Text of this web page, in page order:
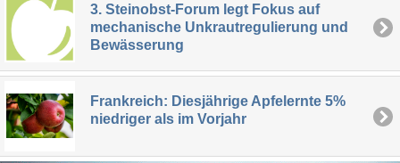
3. Steinobst-Forum legt Fokus auf
mechanische Unkrautregulierung und
Bewässerung
Frankreich: Diesjährige Apfelernte 5%
niedriger als im Vorjahr